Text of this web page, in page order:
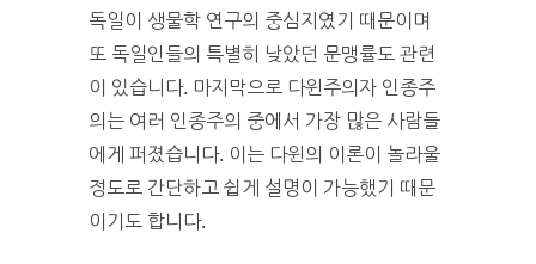
독일이 생물학 연구의 중심지였기 때문이며
또 독일인들의 특별히 낮았던 문맹률도 관련
이 있습니다. 마지막으로 다윈주의자 인종주
의는 여러 인종주의 중에서 가장 많은 사람들
에게 퍼졌습니다. 이는 다윈의 이론이 놀라울
정도로 간단하고 쉽게 설명이 가능했기 때문
이기도 합니다.